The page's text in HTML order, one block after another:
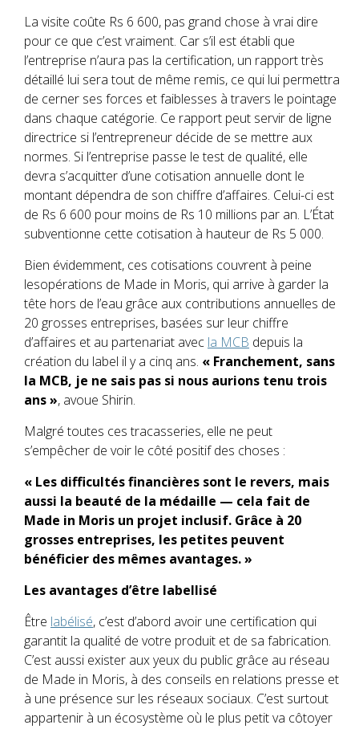
La visite coûte Rs 6 600, pas grand chose à vrai dire
pour ce que c’est vraiment. Car s’il est établi que
l’entreprise n’aura pas la certification, un rapport très
détaillé lui sera tout de même remis, ce qui lui permettra
de cerner ses forces et faiblesses à travers le pointage
dans chaque catégorie. Ce rapport peut servir de ligne
directrice si l’entrepreneur décide de se mettre aux
normes. Si l’entreprise passe le test de qualité, elle
devra s’acquitter d’une cotisation annuelle dont le
montant dépendra de son chiffre d’affaires. Celui-ci est
de Rs 6 600 pour moins de Rs 10 millions par an. L’État
subventionne cette cotisation à hauteur de Rs 5 000.
Bien évidemment, ces cotisations couvrent à peine
lesopérations de Made in Moris, qui arrive à garder la
tête hors de l’eau grâce aux contributions annuelles de
20 grosses entreprises, basées sur leur chiffre
d’affaires et au partenariat avec la MCB depuis la
création du label il y a cinq ans. « Franchement, sans
la MCB, je ne sais pas si nous aurions tenu trois
ans », avoue Shirin.
Malgré toutes ces tracasseries, elle ne peut
s’empêcher de voir le côté positif des choses :
« Les difficultés financières sont le revers, mais
aussi la beauté de la médaille — cela fait de
Made in Moris un projet inclusif. Grâce à 20
grosses entreprises, les petites peuvent
bénéficier des mêmes avantages. »
Les avantages d’être labellisé
Être labélisé, c’est d’abord avoir une certification qui
garantit la qualité de votre produit et de sa fabrication.
C’est aussi exister aux yeux du public grâce au réseau
de Made in Moris, à des conseils en relations presse et
à une présence sur les réseaux sociaux. C’est surtout
appartenir à un écosystème où le plus petit va côtoyer